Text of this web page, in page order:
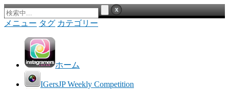
メニュー タグ カテゴリー
ホーム
IGersJP Weekly Competition